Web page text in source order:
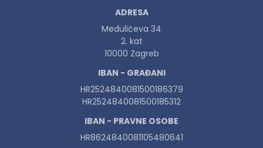
ADRESA
Medulićeva 34
2. kat
10000 Zagreb
IBAN - GRAĐANI
HR2524840081500186379
HR2524840081500185312
IBAN - PRAVNE OSOBE
HR8624840081105480641